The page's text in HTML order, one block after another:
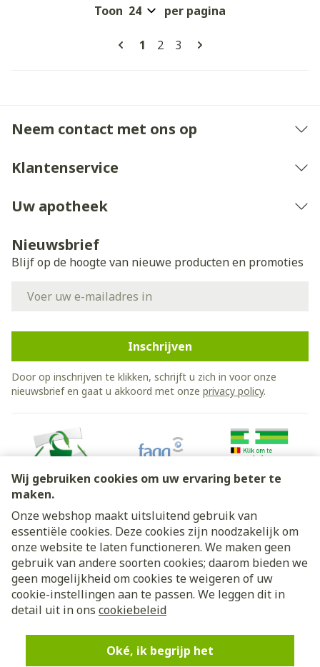
Wij gebruiken cookies om uw ervaring beter te
maken.
Onze webshop maakt uitsluitend gebruik van
essentiële cookies. Deze cookies zijn noodzakelijk om
onze website te laten functioneren. We maken geen
gebruik van andere soorten cookies; daarom bieden we
geen mogelijkheid om cookies te weigeren of uw
cookie-instellingen aan te passen. We leggen dit in
detail uit in ons cookiebeleid
Oké, ik begrijp het
Pagina's
U lees momenteel pagina
1 Pagina
2 Pagina
3
Toon per pagina
Neem contact met ons op
Klantenservice
Uw apotheek
Nieuwsbrief
Blijf op de hoogte van nieuwe producten en promoties
Inschrijven
Door op inschrijven te klikken, schrijft u zich in voor onze
nieuwsbrief en gaat u akkoord met onze privacy policy.
Juridische links